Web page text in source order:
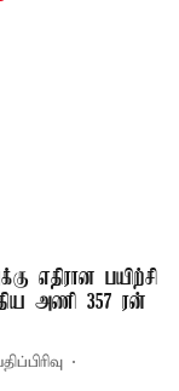
எதிரான பயிற்சி
அணி 357 ரன்